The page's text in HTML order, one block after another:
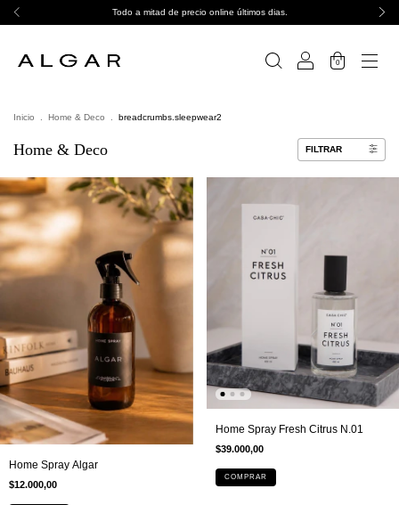
Todo a mitad de precio online últimos dias.
0
Inicio Home & Deco breadcrumbs.sleepwear2
Home & Deco FILTRAR
Home Spray Algar
$12.000,00
Home Spray Fresh Citrus N.01
$39.000,00
COMPRAR